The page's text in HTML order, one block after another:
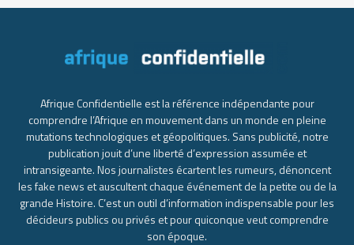
Afrique Confidentielle est la référence indépendante pour
comprendre l’Afrique en mouvement dans un monde en pleine
mutations technologiques et géopolitiques. Sans publicité, notre
publication jouit d’une liberté d’expression assumée et
intransigeante. Nos journalistes écartent les rumeurs, dénoncent
les fake news et auscultent chaque événement de la petite ou de la
grande Histoire. C’est un outil d’information indispensable pour les
décideurs publics ou privés et pour quiconque veut comprendre
son époque.